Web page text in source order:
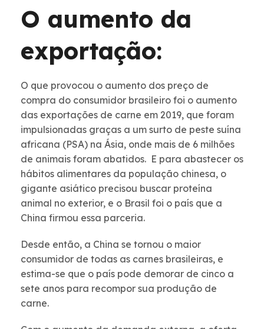
O aumento da
exportação:
O que provocou o aumento dos preço de
compra do consumidor brasileiro foi o aumento
das exportações de carne em 2019, que foram
impulsionadas graças a um surto de peste suína
africana (PSA) na Ásia, onde mais de 6 milhões
de animais foram abatidos. E para abastecer os
hábitos alimentares da população chinesa, o
gigante asiático precisou buscar proteína
animal no exterior, e o Brasil foi o país que a
China firmou essa parceria.
Desde então, a China se tornou o maior
consumidor de todas as carnes brasileiras, e
estima-se que o país pode demorar de cinco a
sete anos para recompor sua produção de
carne.